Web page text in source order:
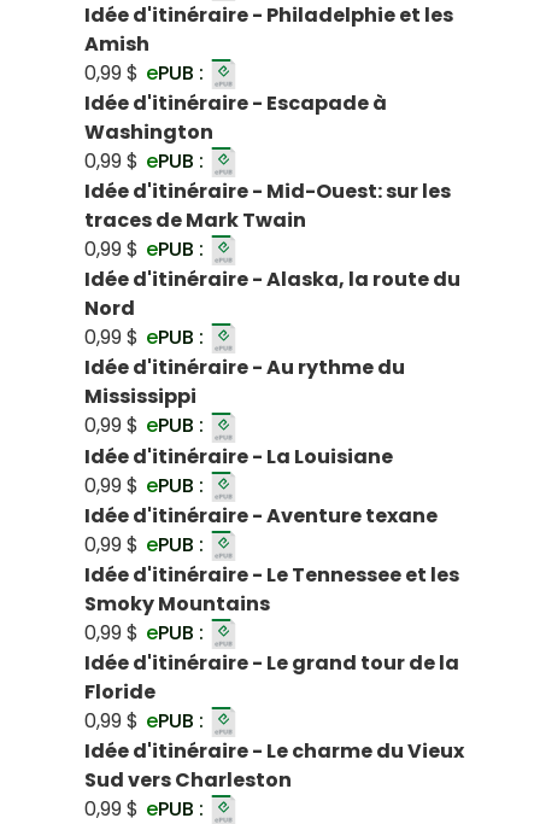
Idée d'itinéraire - Philadelphie et les
Amish
0,99 $ ePUB :
Idée d'itinéraire - Escapade à
Washington
0,99 $ ePUB :
Idée d'itinéraire - Mid-Ouest: sur les
traces de Mark Twain
0,99 $ ePUB :
Idée d'itinéraire - Alaska, la route du
Nord
0,99 $ ePUB :
Idée d'itinéraire - Au rythme du
Mississippi
0,99 $ ePUB :
Idée d'itinéraire - La Louisiane
0,99 $ ePUB :
Idée d'itinéraire - Aventure texane
0,99 $ ePUB :
Idée d'itinéraire - Le Tennessee et les
Smoky Mountains
0,99 $ ePUB :
Idée d'itinéraire - Le grand tour de la
Floride
0,99 $ ePUB :
Idée d'itinéraire - Le charme du Vieux
Sud vers Charleston
0,99 $ ePUB :